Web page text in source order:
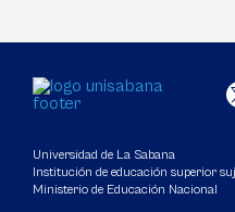
Universidad de La Sabana
Institución de educación superior
Ministerio de Educación Nacional